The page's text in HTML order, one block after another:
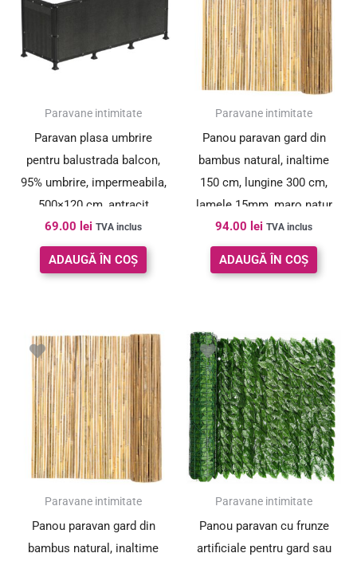
Paravane intimitate
Paravan plasa umbrire
pentru balustrada balcon,
95% umbrire, impermeabila,
500×120 cm, antracit
69.00 lei TVA inclus
ADAUGĂ ÎN COȘ
Paravane intimitate
Panou paravan gard din
bambus natural, inaltime
150 cm, lungine 300 cm,
lamele 15mm, maro natur
94.00 lei TVA inclus
ADAUGĂ ÎN COȘ
Paravane intimitate
Panou paravan gard din
bambus natural, inaltime
Paravane intimitate
Panou paravan cu frunze
artificiale pentru gard sau